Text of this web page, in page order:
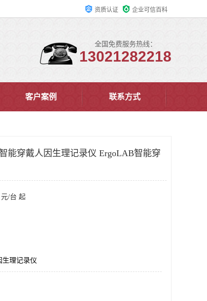
资质认证 企业可信百科
全国免费服务热线：
13021282218
客户案例 联系方式
能穿戴人因生理记录仪 ErgoLAB智能穿
元/台 起
生理记录仪